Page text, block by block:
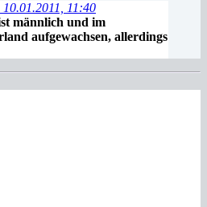
11:40
männlich und im
aufgewachsen, allerdings